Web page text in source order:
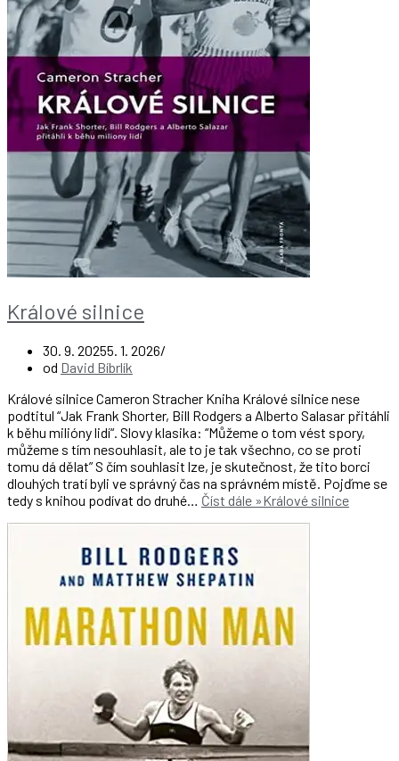
Králové silnice
30. 9. 20255. 1. 2026
od David Bíbrlík
Králové silnice Cameron Stracher Kniha Králové silnice nese
podtitul “Jak Frank Shorter, Bill Rodgers a Alberto Salasar přitáhli
k běhu milióny lidí“. Slovy klasika: “Můžeme o tom vést spory,
můžeme s tím nesouhlasit, ale to je tak všechno, co se proti
tomu dá dělat” S čím souhlasit lze, je skutečnost, že tito borci
dlouhých tratí byli ve správný čas na správném místě. Pojďme se
tedy s knihou podívat do druhé… Číst dále »Králové silnice